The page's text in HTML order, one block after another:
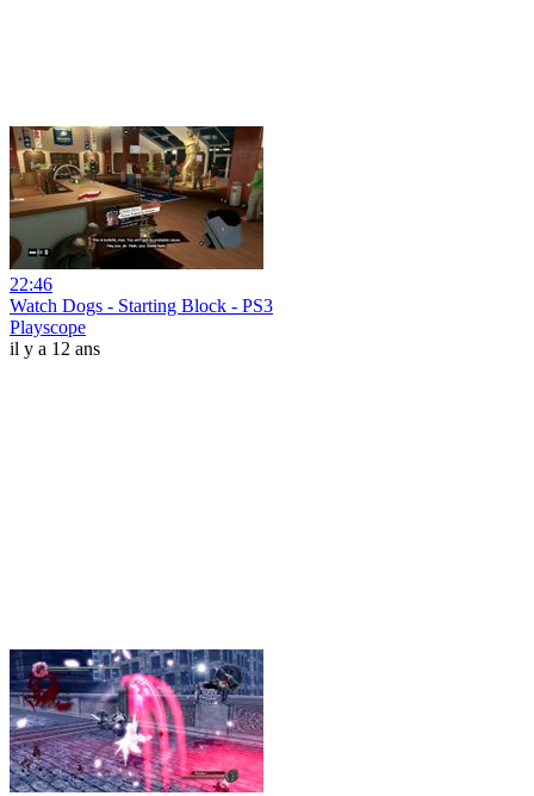
22:46
Watch Dogs - Starting Block - PS3
Playscope
il y a 12 ans